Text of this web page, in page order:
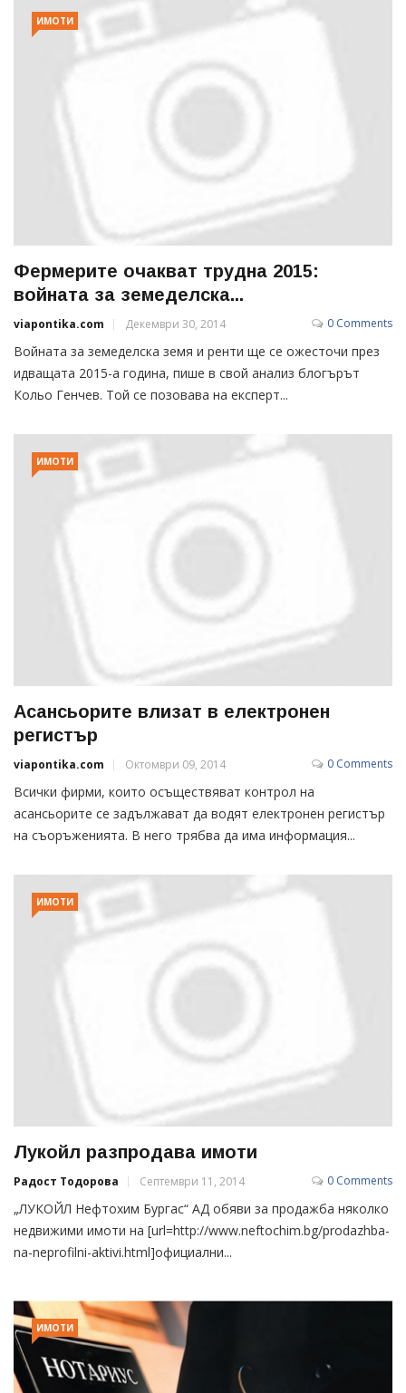
ИМОТИ
Фермерите очакват трудна 2015:
войната за земеделска...
viapontika.com Декември 30, 2014 0 Comments
Войната за земеделска земя и ренти ще се ожесточи през
идващата 2015-а година, пише в свой анализ блогърът
Кольо Генчев. Той се позовава на експерт...
ИМОТИ
Асансьорите влизат в електронен
регистър
viapontika.com Октомври 09, 2014 0 Comments
Всички фирми, които осъществяват контрол на
асансьорите се задължават да водят електронен регистър
на съоръженията. В него трябва да има информация...
ИМОТИ
Лукойл разпродава имоти
Радост Тодорова Септември 11, 2014 0 Comments
„ЛУКОЙЛ Нефтохим Бургас“ АД обяви за продажба няколко
недвижими имоти на [url=http://www.neftochim.bg/prodazhba-
na-neprofilni-aktivi.html]официални...
ИМОТИ